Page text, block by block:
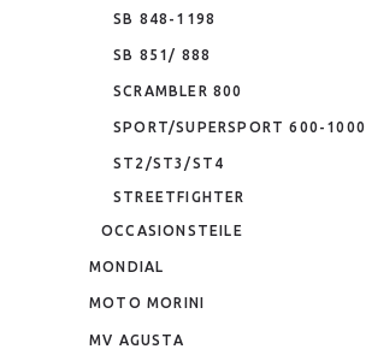
SB 848-1198
SB 851/ 888
SCRAMBLER 800
SPORT/SUPERSPORT 600-1000
ST2/ST3/ST4
STREETFIGHTER
OCCASIONSTEILE
MONDIAL
MOTO MORINI
MV AGUSTA